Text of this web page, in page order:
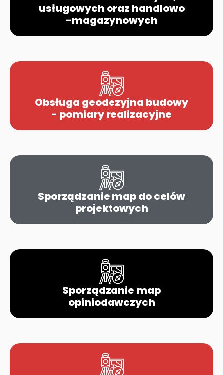
usługowych oraz handlowo
-magazynowych
Obsługa geodezyjna budowy
- pomiary realizacyjne
Sporządzanie map do celów
projektowych
Sporządzanie map
opiniodawczych